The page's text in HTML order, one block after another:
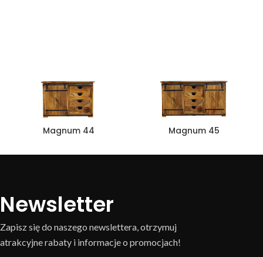
Magnum 44 Magnum 45
Newsletter
Zapisz się do naszego newslettera, otrzymuj
atrakcyjne rabaty i informacje o promocjach!